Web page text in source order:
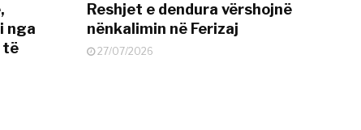
nga
të
Reshjet e dendura vërshojnë
nënkalimin në Ferizaj
27/07/2026